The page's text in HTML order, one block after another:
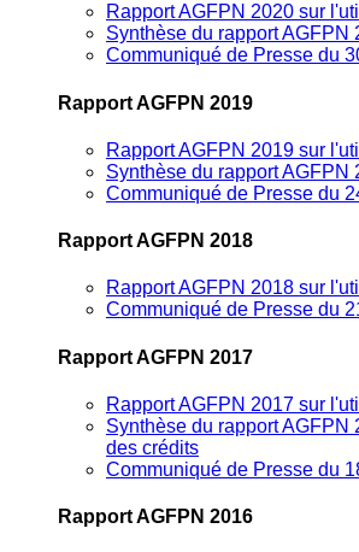
Rapport AGFPN 2020 sur
Synthèse du rapport AGFPN
Communiqué de Presse du
Rapport AGFPN 2019
Rapport AGFPN 2019 sur
Synthèse du rapport AGFPN
Communiqué de Presse du
Rapport AGFPN 2018
Rapport AGFPN 2018 sur
Communiqué de Presse du
Rapport AGFPN 2017
Rapport AGFPN 2017 sur
Synthèse du rapport AGFPN
des crédits
Communiqué de Presse du
Rapport AGFPN 2016